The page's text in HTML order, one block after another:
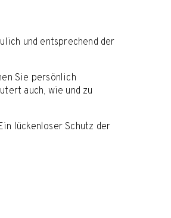
und entsprechend der
Sie persönlich
auch, wie und zu
lückenloser Schutz der